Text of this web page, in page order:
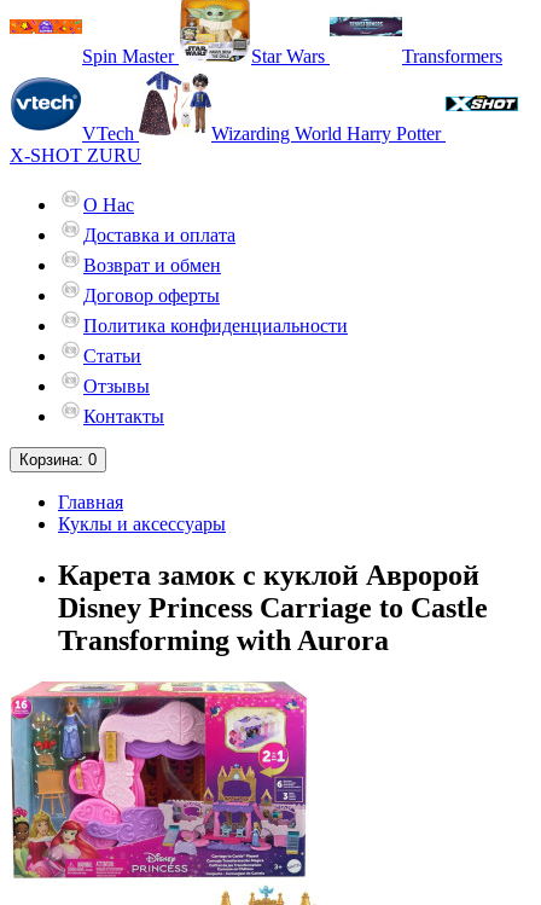
Spin Master Star Wars Transformers
VTech
Wizarding World Harry Potter
X-SHOT ZURU
О Нас
Доставка и оплата
Возврат и обмен
Договор оферты
Политика конфиденциальности
Статьи
Отзывы
Контакты
Корзина: 0
Главная
Куклы и аксессуары
Карета замок с куклой Авророй
Disney Princess Carriage to Castle
Transforming with Aurora